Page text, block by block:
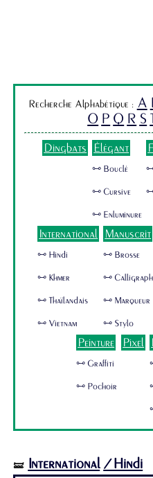
Recherche Alphabétique : A
O P Q R S
Dingbats Élégant
🜺 Bouclé
🜺 Cursive
🜺 Enluminure
🜺
🜺
International
🜺 Hindi
🜺 Khmer
🜺 Thaïlandais
🜺 Vietnam
Manuscrit
🜺 Brosse
🜺
🜺 Marqueur
🜺 Stylo
Peinture
🜺 Graffiti
🜺 Pochoir
Pixel
🝛 International /Hindi